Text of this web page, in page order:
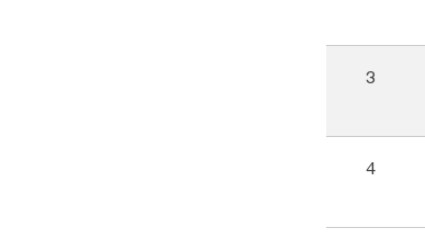
3
4